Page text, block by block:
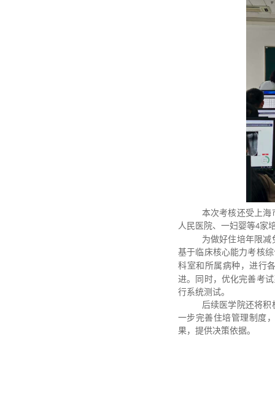
本次考核还受上海
人民医院、一妇婴等4家
为做好住培年限减
基于临床核心能力考核
科室和所属病种，进行
进。同时，优化完善考
行系统测试。
后续医学院还将积
一步完善住培管理制度
果，提供决策依据。